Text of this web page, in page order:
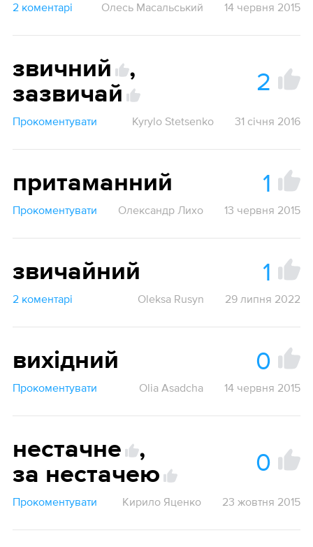
2 коментарі Олесь Масальський 14 червня 2015
звичний
,
зазвичай
2
Прокоментувати Kyrylo Stetsenko 31 січня 2016
притаманний 1
Прокоментувати Олександр Лихо 13 червня 2015
звичайний 1
2 коментарі Oleksa Rusyn 29 липня 2022
вихідний 0
Прокоментувати Olia Asadcha 14 червня 2015
нестачне
,
за нестачею
0
Прокоментувати Кирило Яценко 23 жовтня 2015